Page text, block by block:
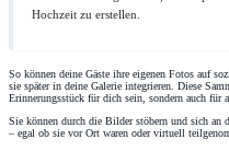
Hochzeit zu erstellen.
So können deine Gäste ihre eigenen Fotos auf
sie später in deine Galerie integrieren. Diese
Erinnerungsstück für dich sein, sondern auch für
Sie können durch die Bilder stöbern und sich an
– egal ob sie vor Ort waren oder virtuell